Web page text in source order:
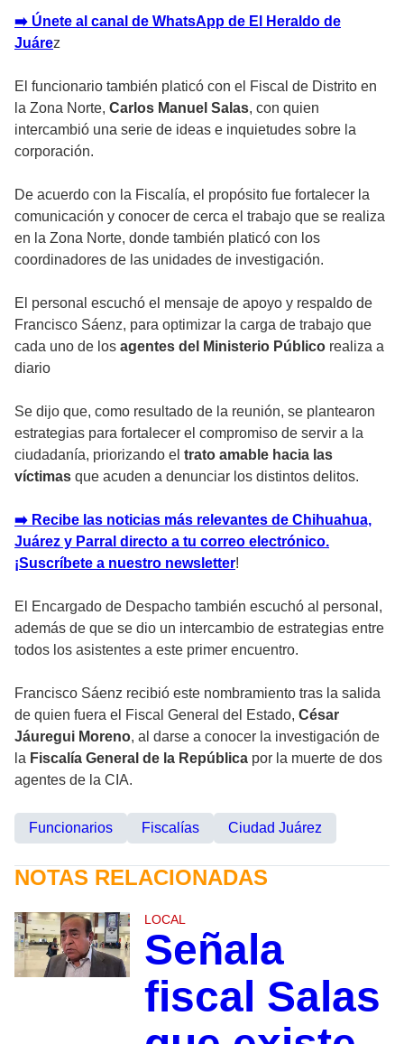
➡️ Únete al canal de WhatsApp de El Heraldo de
Juárez
El funcionario también platicó con el Fiscal de Distrito en
la Zona Norte, Carlos Manuel Salas, con quien
intercambió una serie de ideas e inquietudes sobre la
corporación.
De acuerdo con la Fiscalía, el propósito fue fortalecer la
comunicación y conocer de cerca el trabajo que se realiza
en la Zona Norte, donde también platicó con los
coordinadores de las unidades de investigación.
El personal escuchó el mensaje de apoyo y respaldo de
Francisco Sáenz, para optimizar la carga de trabajo que
cada uno de los agentes del Ministerio Público realiza a
diario
Se dijo que, como resultado de la reunión, se plantearon
estrategias para fortalecer el compromiso de servir a la
ciudadanía, priorizando el trato amable hacia las
víctimas que acuden a denunciar los distintos delitos.
➡️ Recibe las noticias más relevantes de Chihuahua,
Juárez y Parral directo a tu correo electrónico.
¡Suscríbete a nuestro newsletter!
El Encargado de Despacho también escuchó al personal,
además de que se dio un intercambio de estrategias entre
todos los asistentes a este primer encuentro.
Francisco Sáenz recibió este nombramiento tras la salida
de quien fuera el Fiscal General del Estado, César
Jáuregui Moreno, al darse a conocer la investigación de
la Fiscalía General de la República por la muerte de dos
agentes de la CIA.
Funcionarios Fiscalías Ciudad Juárez
NOTAS RELACIONADAS
LOCAL
Señala
fiscal Salas